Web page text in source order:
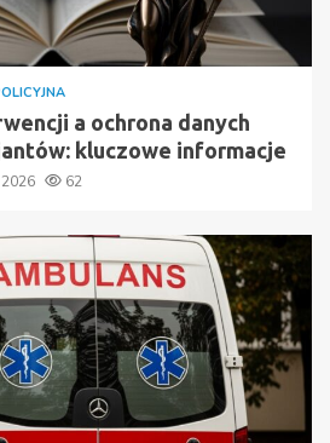
a ochrona danych
kluczowe informacje
62